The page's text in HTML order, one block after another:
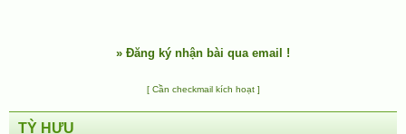
» Đăng ký nhận bài qua email !
[ Cần checkmail kích hoạt ]
TỲ HƯU